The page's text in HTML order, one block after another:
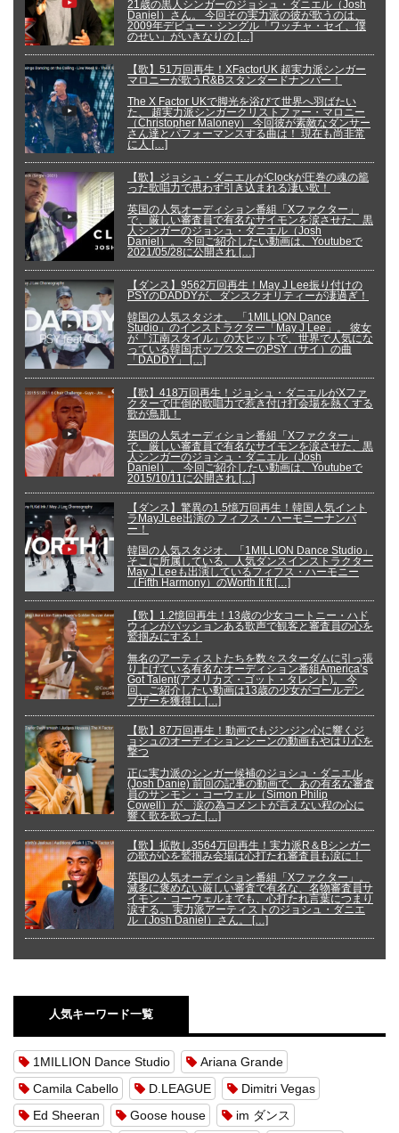
21歳の黒人シンガーのジョシュ・ダニエル（Josh
Daniel）さん。 今回その実力派の彼が歌うのは、
2009年デビュー・シングル「ワッチャ・セイ、僕
のせい」がいきなりの […]
【歌】51万回再生！XFactorUK 超実力派シンガー
マロニーが歌うR&Bスタンダードナンバー！
The X Factor UKで脚光を浴びて世界へ羽ばたい
た、 超実力派シンガークリストファー・マロニー
（Christopher Maloney） 今回彼が素敵なダンサー
さん達とパフォーマンスする曲は！ 現在も尚非常
に人 […]
【歌】ジョシュ・ダニエルがClockが圧巻の魂の籠
った歌唱力で思わず引き込まれる凄い歌！
英国の人気オーディション番組「Xファクター」
で、厳しい審査員で有名なサイモンを涙させた、黒
人シンガーのジョシュ・ダニエル（Josh
Daniel）。 今回ご紹介したい動画は、Youtubeで
2021/05/28に公開され […]
【ダンス】9562万回再生！May J Lee振り付けの
PSYのDADDYが、ダンスクオリティーが凄過ぎ！
韓国の人気スタジオ、 「1MILLION Dance
Studio」のインストラクター「May J Lee」。 彼女
が「江南スタイル」の大ヒットで、世界で人気にな
っている韓国ポップスターのPSY（サイ）の曲
「DADDY」 […]
【歌】418万回再生！ジョシュ・ダニエルがXファ
クターで圧倒的歌唱力で惹き付け打会場を熱くする
歌が鳥肌！
英国の人気オーディション番組「Xファクター」
で、厳しい審査員で有名なサイモンを涙させた、黒
人シンガーのジョシュ・ダニエル（Josh
Daniel）。 今回ご紹介したい動画は、Youtubeで
2015/10/11に公開され […]
【ダンス】驚異の1.5憶万回再生！韓国人気イント
ラMayJLee出演の フィフス・ハーモニーナンバ
ー！
韓国の人気スタジオ、「1MILLION Dance Studio」
そこに所属している、人気ダンスインストラクター
May J Leeも出演しているフィフス・ハーモニー
（Fifth Harmony）のWorth It ft […]
【歌】1.2憶回再生！13歳の少女コートニー・ハド
ウィンがパッションある歌声で観客と審査員の心を
鷲掴みにする！
無名のアーティストたちを数々スターダムに引っ張
り上げている有名なオーディション番組America’s
Got Talent(アメリカズ・ゴット・タレント)。 今
回、ご紹介したい動画は13歳の少女がゴールデン
ブザーを獲得し […]
【歌】87万回再生！動画でもジンジン心に響くジ
ョシュのオーディションシーンの動画もやはり心を
撃つ
正に実力派のシンガー候補のジョシュ・ダニエル
(Josh Danie) 前回の記事の動画で、あの有名な審査
員のサンモン・コーウェル（Simon Philip
Cowell）が、涙の為コメントが言えない程の心に
響く歌を歌った […]
【歌】拡散し3564万回再生！実力派R＆Bシンガー
の歌が心を鷲掴み会場は心打たれ審査員も涙に！
英国の人気オーディション番組「Xファクター」。
滅多に褒めない厳しい審査で有名な、名物審査員サ
イモン・コーウェルまでも、心打たれ言葉につまり
涙する。 実力派アーティストのジョシュ・ダニエ
ル（Josh Daniel）さん。 […]
人気キーワード一覧
1MILLION Dance Studio
Ariana Grande
Camila Cabello
D.LEAGUE
Dimitri Vegas
Ed Sheeran
Goose house
im ダンス